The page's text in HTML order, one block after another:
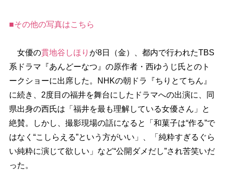
■その他の写真はこちら
女優の貫地谷しほり が8日（金）、都内で行われたTBS
系ドラマ『あんどーなつ』の原作者・西ゆうじ氏とのト
ークショーに出席した。NHKの朝ドラ『ちりとてちん』
に続き、2度目の福井を舞台にしたドラマへの出演に、同
県出身の西氏は「福井を最も理解している女優さん」と
絶賛。しかし、撮影現場の話になると「和菓子は“作る”で
はなく“こしらえる”という方がいい」、「純粋すぎるぐら
い純粋に演じて欲しい」など“公開ダメだし”され苦笑いだ
った。